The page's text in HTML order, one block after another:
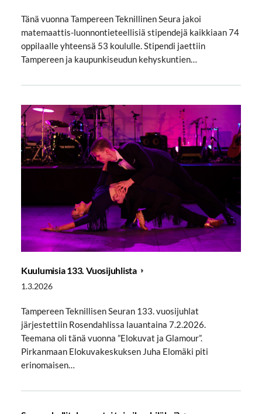
Tänä vuonna Tampereen Teknillinen Seura jakoi
matemaattis-luonnontieteellisiä stipendejä kaikkiaan 74
oppilaalle yhteensä 53 koululle. Stipendi jaettiin
Tampereen ja kaupunkiseudun kehyskuntien…
Kuulumisia 133. Vuosijuhlista
1.3.2026
Tampereen Teknillisen Seuran 133. vuosijuhlat
järjestettiin Rosendahlissa lauantaina 7.2.2026.
Teemana oli tänä vuonna ”Elokuvat ja Glamour”.
Pirkanmaan Elokuvakeskuksen Juha Elomäki piti
erinomaisen…